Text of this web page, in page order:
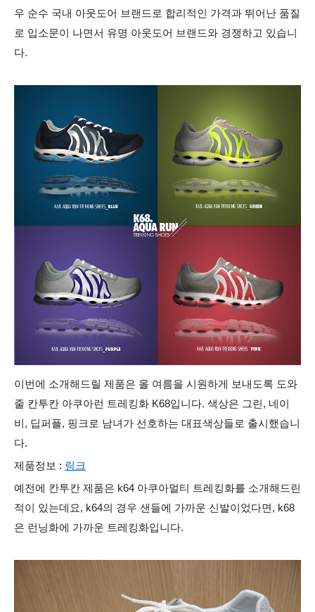
우 순수 국내 아웃도어 브랜드로 합리적인 가격과 뛰어난 품질
로 입소문이 나면서 유명 아웃도어 브랜드와 경쟁하고 있습니
다.
이번에 소개해드릴 제품은 올 여름을 시원하게 보내도록 도와
줄 칸투칸 아쿠아런 트레킹화 K68입니다. 색상은 그린, 네이
비, 딥퍼플, 핑크로 남녀가 선호하는 대표색상들로 출시했습니
다.
제품정보 : 링크
예전에 칸투칸 제품은 k64 아쿠아멀티 트레킹화를 소개해드린
적이 있는데요, k64의 경우 샌들에 가까운 신발이었다면, k68
은 런닝화에 가까운 트레킹화입니다.